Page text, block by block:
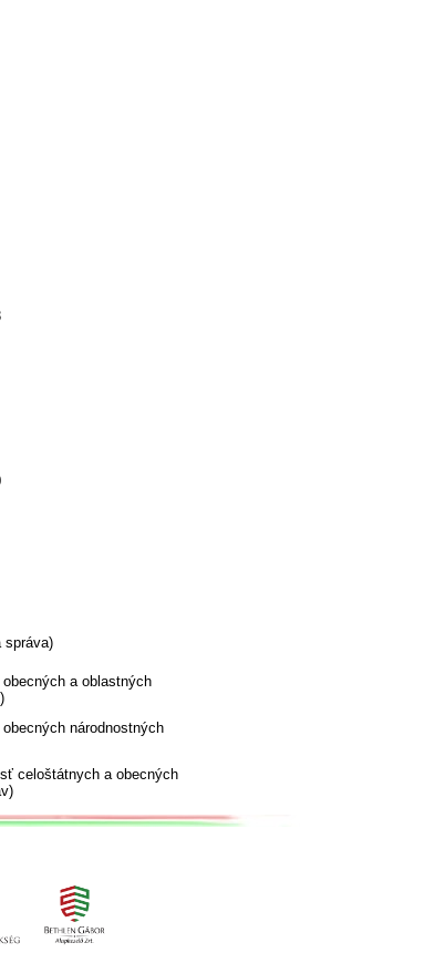
správa)
a oblastných
národnostných
celoštátnych a obecných